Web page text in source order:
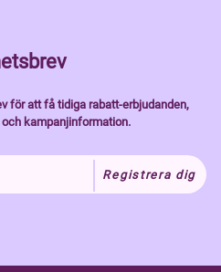
för att få tidiga rabatt-erbjudanden,
kampanjinformation.
Registrera dig